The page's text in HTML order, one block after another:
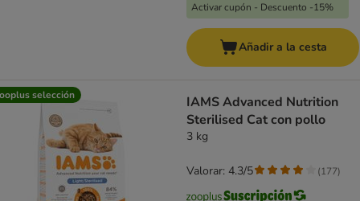
Activar cupón - Descuento -15%
Añadir a la cesta
selección
IAMS Advanced Nutrition
Sterilised Cat con pollo
3 kg
Valorar: 4.3/5 (177)